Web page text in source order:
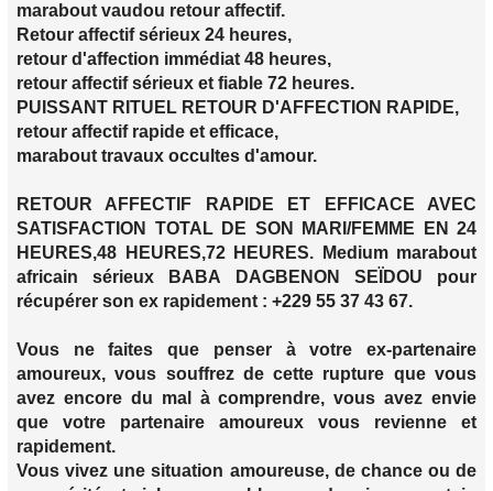
marabout vaudou retour affectif.
Retour affectif sérieux 24 heures,
retour d'affection immédiat 48 heures,
retour affectif sérieux et fiable 72 heures.
PUISSANT RITUEL RETOUR D'AFFECTION RAPIDE,
retour affectif rapide et efficace,
marabout travaux occultes d'amour.
RETOUR AFFECTIF RAPIDE ET EFFICACE AVEC
SATISFACTION TOTAL DE SON MARI/FEMME EN 24
HEURES,48 HEURES,72 HEURES. Medium marabout
africain sérieux BABA DAGBENON SEÏDOU pour
récupérer son ex rapidement : +229 55 37 43 67.
Vous ne faites que penser à votre ex-partenaire
amoureux, vous souffrez de cette rupture que vous
avez encore du mal à comprendre, vous avez envie
que votre partenaire amoureux vous revienne et
rapidement.
Vous vivez une situation amoureuse, de chance ou de